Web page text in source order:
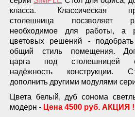
класса. Классическая
столешница посзволяет
необходимое для работы, а
цветовых решений -
общий стиль помещения.
царга под столешницей
надёжность конструкции.
дополнить другими модулями
Цвета белый, дуб сонома
модерн - Цена 4500 руб. АКЦИЯ !